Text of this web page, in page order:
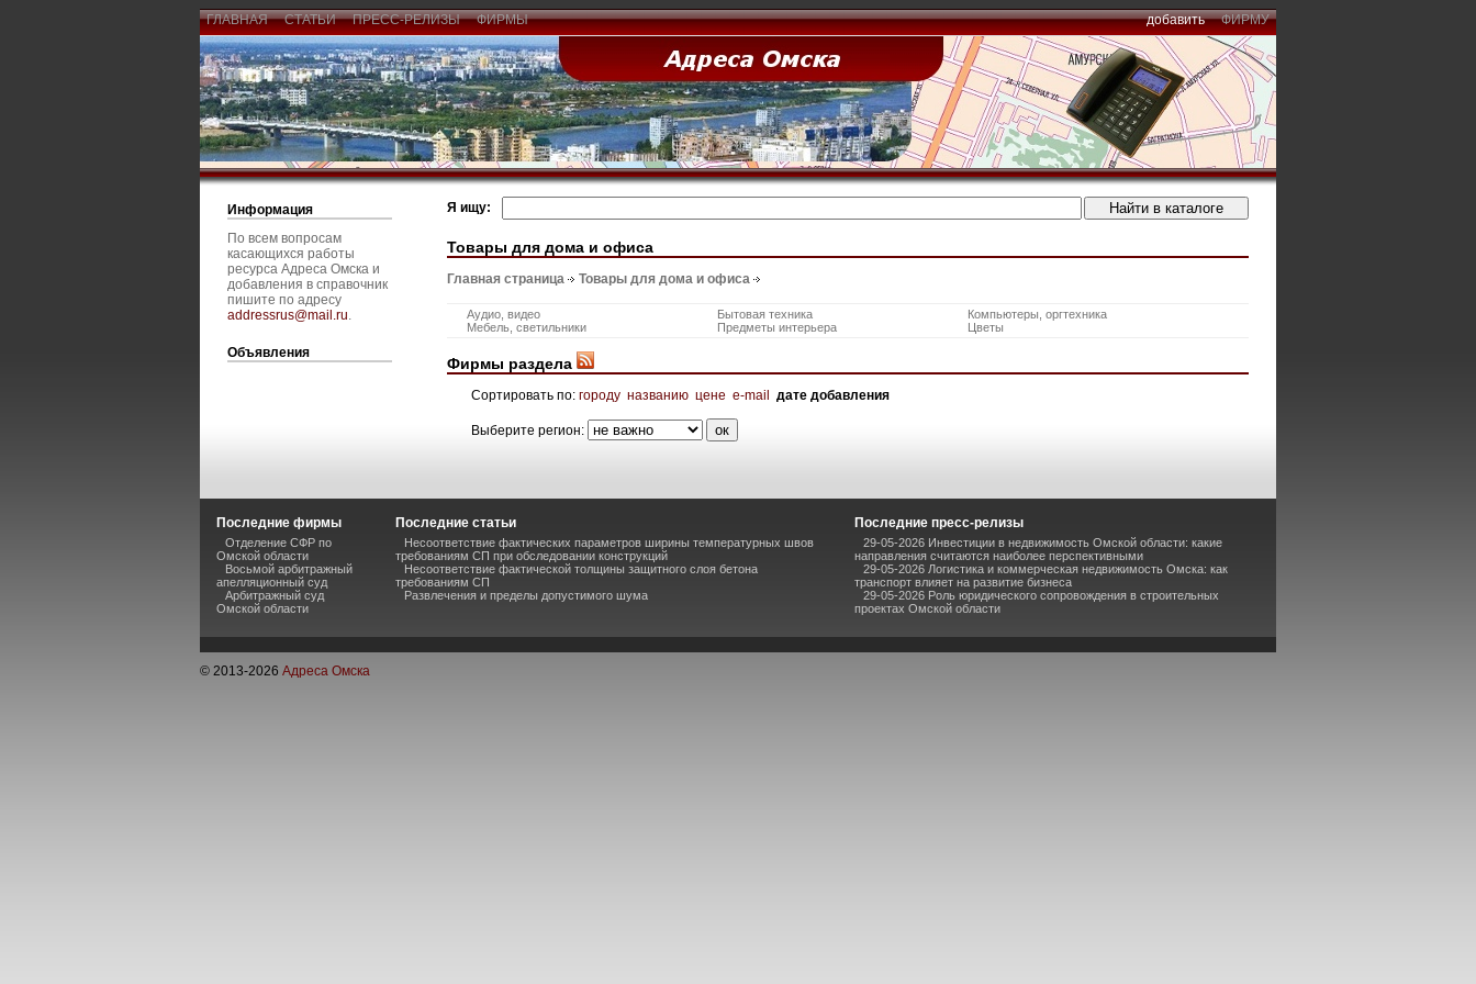
ГЛАВНАЯ СТАТЬИ ПРЕСС-РЕЛИЗЫ ФИРМЫ добавить ФИРМУ
Информация
По всем вопросам
касающихся работы
ресурса Адреса Омска и
добавления в справочник
пишите по адресу
addressrus@mail.ru.
Объявления
Я ищу:
Товары для дома и офиса
Главная страница Товары для дома и офиса
Аудио, видео Бытовая техника
Компьютеры, оргтехника
Мебель, светильники
Предметы интерьера Цветы
Фирмы раздела
Сортировать по: городу названию цене e-mail дате добавления
Выберите регион:
Последние фирмы
Отделение СФР по
Омской области
Восьмой арбитражный
апелляционный суд
Арбитражный суд
Омской области
Последние статьи
Несоответствие фактических параметров ширины температурных швов
требованиям СП при обследовании конструкций
Несоответствие фактической толщины защитного слоя бетона
требованиям СП
Развлечения и пределы допустимого шума
Последние пресс-релизы
29-05-2026 Инвестиции в недвижимость Омской области: какие
направления считаются наиболее перспективными
29-05-2026 Логистика и коммерческая недвижимость Омска: как
транспорт влияет на развитие бизнеса
29-05-2026 Роль юридического сопровождения в строительных
проектах Омской области
© 2013-2026 Адреса Омска